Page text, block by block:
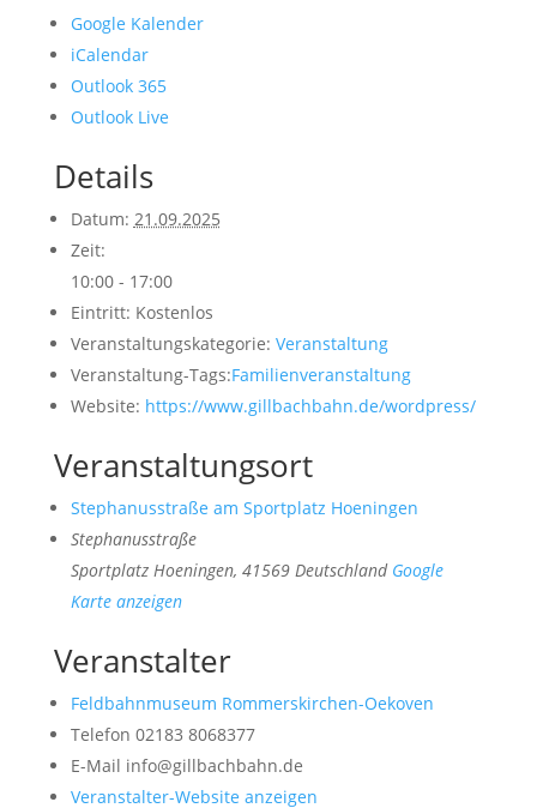
Google Kalender
iCalendar
Outlook 365
Outlook Live
Details
Datum: 21.09.2025
Zeit:
10:00 - 17:00
Eintritt: Kostenlos
Veranstaltungskategorie: Veranstaltung
Veranstaltung-Tags:Familienveranstaltung
Website: https://www.gillbachbahn.de/wordpress/
Veranstaltungsort
Stephanusstraße am Sportplatz Hoeningen
Stephanusstraße
Sportplatz Hoeningen, 41569 Deutschland Google
Karte anzeigen
Veranstalter
Feldbahnmuseum Rommerskirchen-Oekoven
Telefon 02183 8068377
E-Mail info@gillbachbahn.de
Veranstalter-Website anzeigen